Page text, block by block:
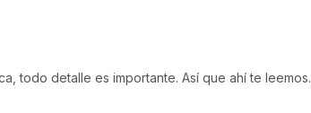
todo detalle es importante. Así que ahí te leemos.